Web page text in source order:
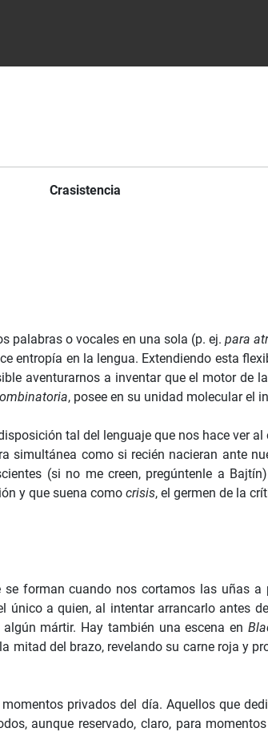
Crasistencia
palabras o vocales en una sola (p. ej.para
entropía en la lengua. Extendiendo esta
aventurarnos a inventar que el motor de
, posee en su unidad molecular el
tal del lenguaje que nos hace ver
simultánea como si recién nacieran ante
(si no me creen, pregúntenle a
y que suena como crisis, el germen de la
forman cuando nos cortamos las uñas a
a quien, al intentar arrancarlo antes
mártir. Hay también una escena en
del brazo, revelando su carne roja y
privados del día. Aquellos que
aunque reservado, claro, para